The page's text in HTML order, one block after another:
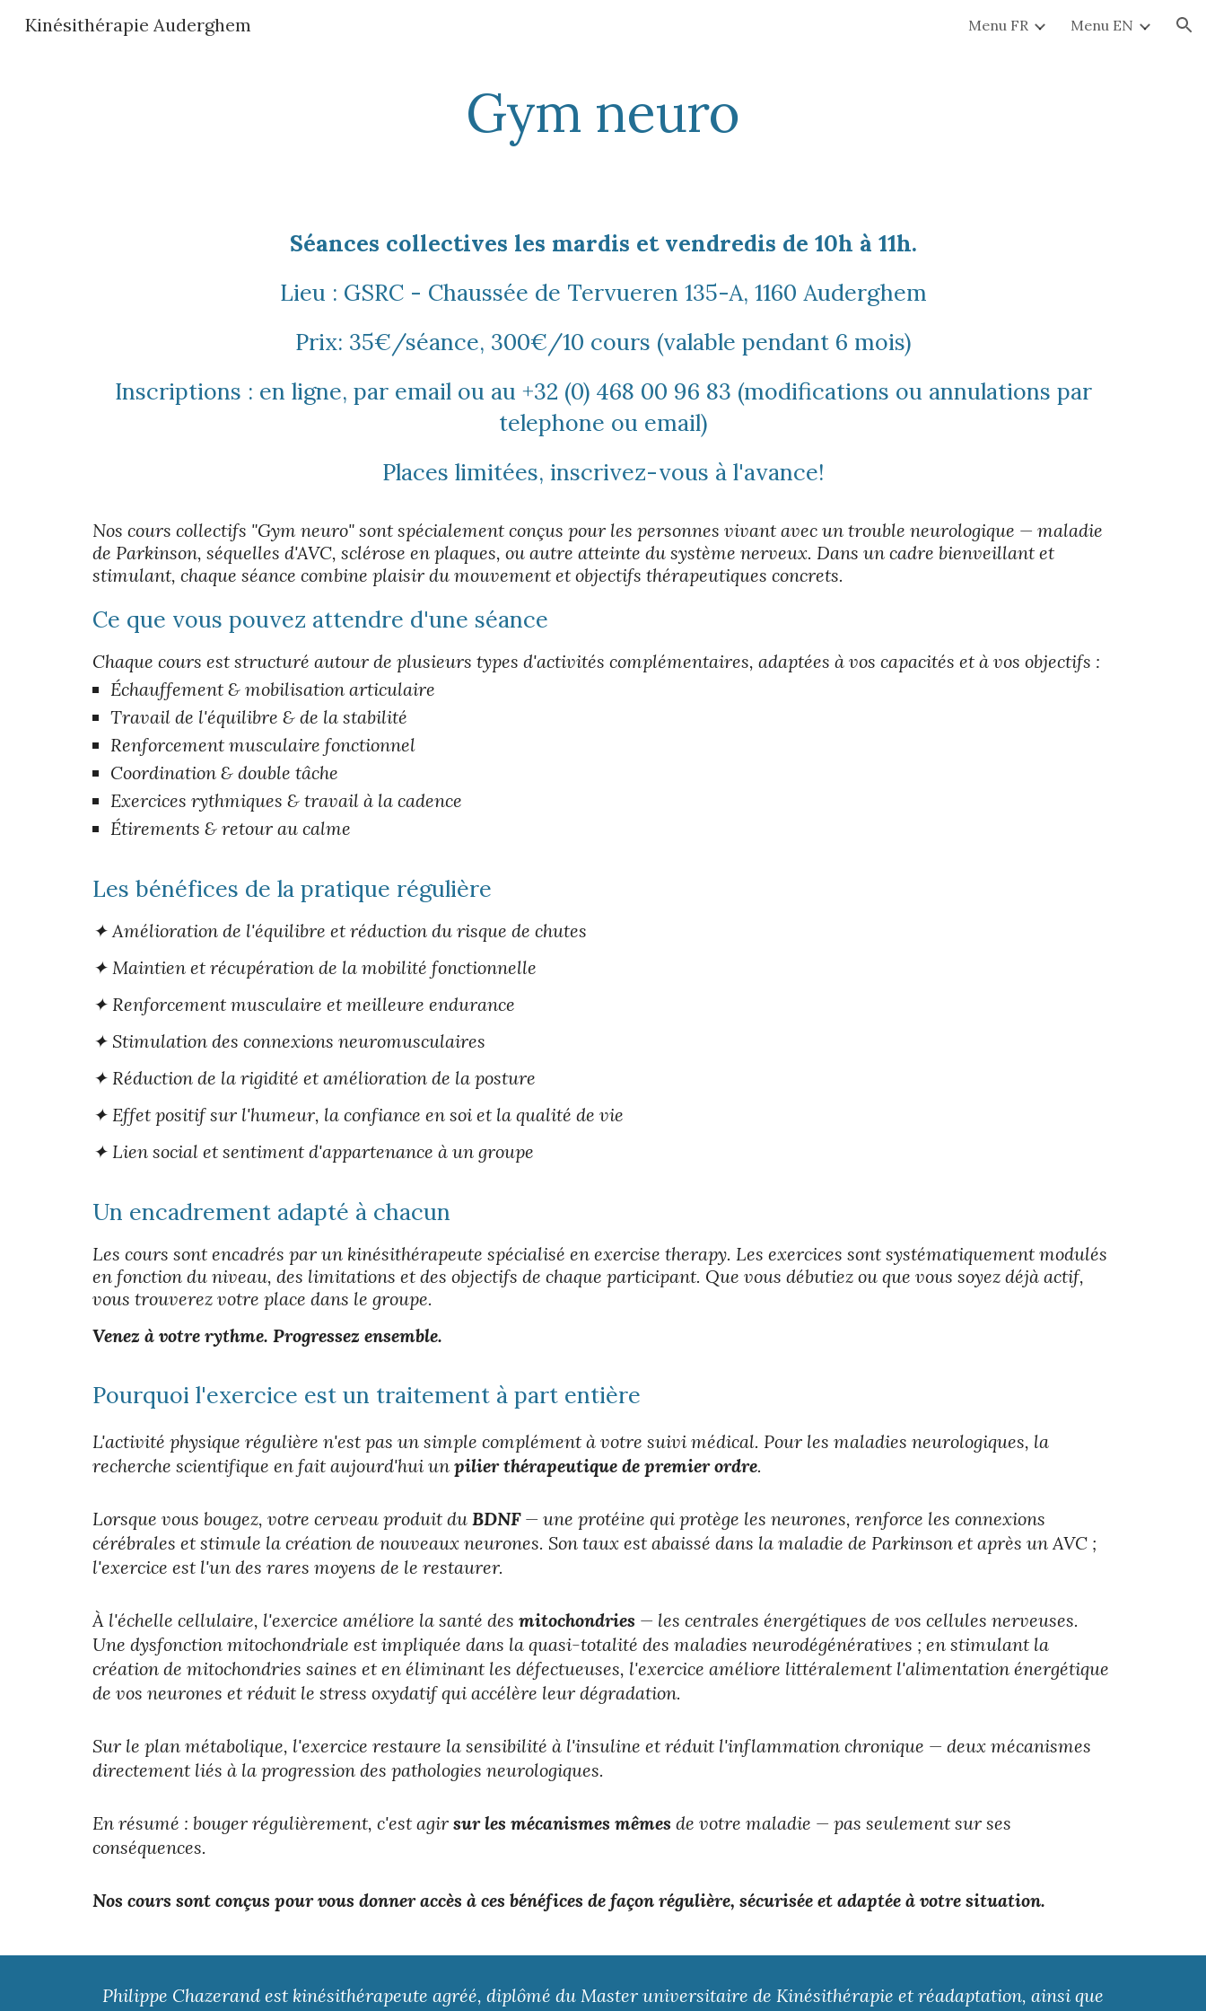
Kinésithérapie Auderghem Menu FR Menu EN
Gym neuro
Séances collectives les mardis et vendredis de 10h à 11h.
Lieu : GSRC - Chaussée de Tervueren 135-A, 1160 Auderghem
Prix: 35€/séance, 300€/10 cours (valable pendant 6 mois)
Inscriptions : en ligne, par email ou au +32 (0) 468 00 96 83 (modifications ou annulations par
telephone ou email)
Places limitées, inscrivez-vous à l'avance!
Nos cours collectifs "Gym neuro" sont spécialement conçus pour les personnes vivant avec un trouble neurologique — maladie
de Parkinson, séquelles d'AVC, sclérose en plaques, ou autre atteinte du système nerveux. Dans un cadre bienveillant et
stimulant, chaque séance combine plaisir du mouvement et objectifs thérapeutiques concrets.
Ce que vous pouvez attendre d'une séance
Chaque cours est structuré autour de plusieurs types d'activités complémentaires, adaptées à vos capacités et à vos objectifs :
Échauffement & mobilisation articulaire
Travail de l'équilibre & de la stabilité
Renforcement musculaire fonctionnel
Coordination & double tâche
Exercices rythmiques & travail à la cadence
Étirements & retour au calme
Les bénéfices de la pratique régulière
✦ Amélioration de l'équilibre et réduction du risque de chutes
✦ Maintien et récupération de la mobilité fonctionnelle
✦ Renforcement musculaire et meilleure endurance
✦ Stimulation des connexions neuromusculaires
✦ Réduction de la rigidité et amélioration de la posture
✦ Effet positif sur l'humeur, la confiance en soi et la qualité de vie
✦ Lien social et sentiment d'appartenance à un groupe
Un encadrement adapté à chacun
Les cours sont encadrés par un kinésithérapeute spécialisé en exercise therapy. Les exercices sont systématiquement modulés
en fonction du niveau, des limitations et des objectifs de chaque participant. Que vous débutiez ou que vous soyez déjà actif,
vous trouverez votre place dans le groupe.
Venez à votre rythme. Progressez ensemble.
Pourquoi l'exercice est un traitement à part entière
L'activité physique régulière n'est pas un simple complément à votre suivi médical. Pour les maladies neurologiques, la
recherche scientifique en fait aujourd'hui un pilier thérapeutique de premier ordre.
Lorsque vous bougez, votre cerveau produit du BDNF— une protéine qui protège les neurones, renforce les connexions
cérébrales et stimule la création de nouveaux neurones. Son taux est abaissé dans la maladie de Parkinson et après un AVC ;
l'exercice est l'un des rares moyens de le restaurer.
À l'échelle cellulaire, l'exercice améliore la santé des mitochondries — les centrales énergétiques de vos cellules nerveuses.
Une dysfonction mitochondriale est impliquée dans la quasi-totalité des maladies neurodégénératives ; en stimulant la
création de mitochondries saines et en éliminant les défectueuses, l'exercice améliore littéralement l'alimentation énergétique
de vos neurones et réduit le stress oxydatif qui accélère leur dégradation.
Sur le plan métabolique, l'exercice restaure la sensibilité à l'insuline et réduit l'inflammation chronique — deux mécanismes
directement liés à la progression des pathologies neurologiques.
En résumé : bouger régulièrement, c'est agir sur les mécanismes mêmes de votre maladie — pas seulement sur ses
conséquences.
Nos cours sont conçus pour vous donner accès à ces bénéfices de façon régulière, sécurisée et adaptée à votre situation.
Philippe Chazerand est kinésithérapeute agréé, diplômé du Master universitaire de Kinésithérapie et réadaptation, ainsi que